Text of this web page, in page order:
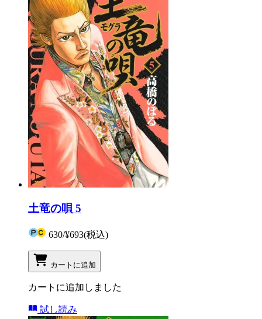
土竜の唄 5
630/¥693(税込)
カートに追加
カートに追加しました
試し読み